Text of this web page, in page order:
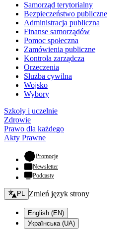
Samorząd terytorialny
Bezpieczeństwo publiczne
Administracja publiczna
Finanse samorządów
Pomoc społeczna
Zamówienia publiczne
Kontrola zarządcza
Orzeczenia
Służba cywilna
Wojsko
Wybory
Szkoły i uczelnie
Zdrowie
Prawo dla każdego
Akty Prawne
Promocje- otwiera się w nowej karcie
Newsletter
Podcasty
Zmień język - bieżący:
PL Zmień język strony
English (EN)
Українська (UA)